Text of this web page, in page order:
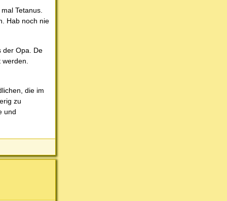
Tetanus.
Hab noch nie
der Opa. De
werden.
die im
zu
und